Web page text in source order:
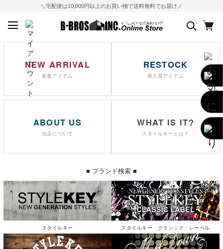
＼宅配便は10,000円以上のお買い物で送料無料でお届け／
NEW ARRIVAL
新着アイテム
RESTOCK
再入荷アイテム
ABOUT US
当店について
WHAT IS IT?
スタイルキーとは？
■ ブランド検索 ■
スタイルキー スタイルキー クラシック・レーベル